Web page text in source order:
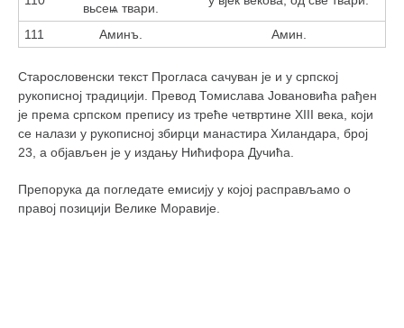
вьсеѩ твари.
111 Аминъ. Амин.
Старословенски текст Прогласа сачуван је и у српској
рукописној традицији. Превод Томислава Јовановића рађен
је према српском препису из треће четвртине XIII века, који
се налази у рукописној збирци манастира Хиландара, број
23, а објављен је у издању Нићифора Дучића.
Препорука да погледате емисију у којој расправљамо о
правој позицији Велике Моравије.